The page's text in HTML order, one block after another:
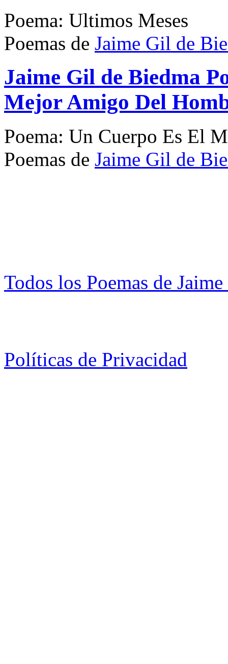
Poema: Ultimos Meses
Poemas de Jaime Gil de
Jaime Gil de Biedma
Mejor Amigo Del
Poema: Un Cuerpo Es El
Poemas de Jaime Gil de
Todos los Poemas de
Políticas de Privacidad